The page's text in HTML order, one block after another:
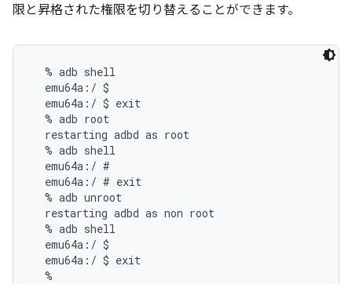
限と昇格された権限を切り替えることができます。
  % adb shell
  emu64a:/ $
  emu64a:/ $ exit
  % adb root
  restarting adbd as root
  % adb shell
  emu64a:/ #
  emu64a:/ # exit
  % adb unroot
  restarting adbd as non root
  % adb shell
  emu64a:/ $
  emu64a:/ $ exit
  %